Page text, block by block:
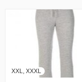
XXL, XXXL